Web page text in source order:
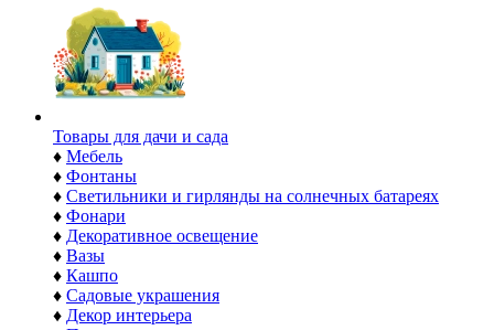
Товары для дачи и сада
♦ Мебель
♦ Фонтаны
♦ Светильники и гирлянды на солнечных батареях
♦ Фонари
♦ Декоративное освещение
♦ Вазы
♦ Кашпо
♦ Садовые украшения
♦ Декор интерьера